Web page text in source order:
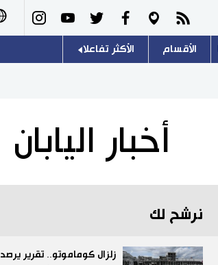
الأقسام
تجارب وآراء
سياسة
اقتصاد
مجتمع
الأكثر تفاعلا
هو وهي
المطبخ الياباني
أخبار اليابان
نرشح لك
زلزال كوماموتو.. تقرير يرصد